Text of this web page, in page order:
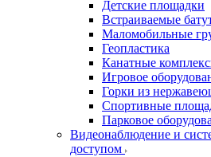
Детские площадки
Встраиваемые
Маломобильные
Геопластика
Канатные
Игровое
Горки из
Спортивные
Парковое
Видеонаблюдение и
доступом